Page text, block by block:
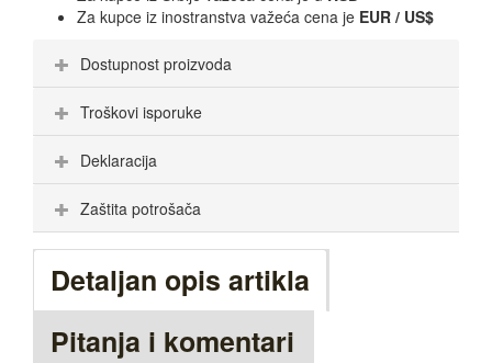
Za kupce iz inostranstva važeća cena je EUR / US$
Dostupnost proizvoda
Troškovi isporuke
Deklaracija
Zaštita potrošača
Detaljan opis artikla
Pitanja i komentari